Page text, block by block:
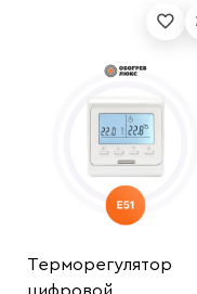
Терморегулятор